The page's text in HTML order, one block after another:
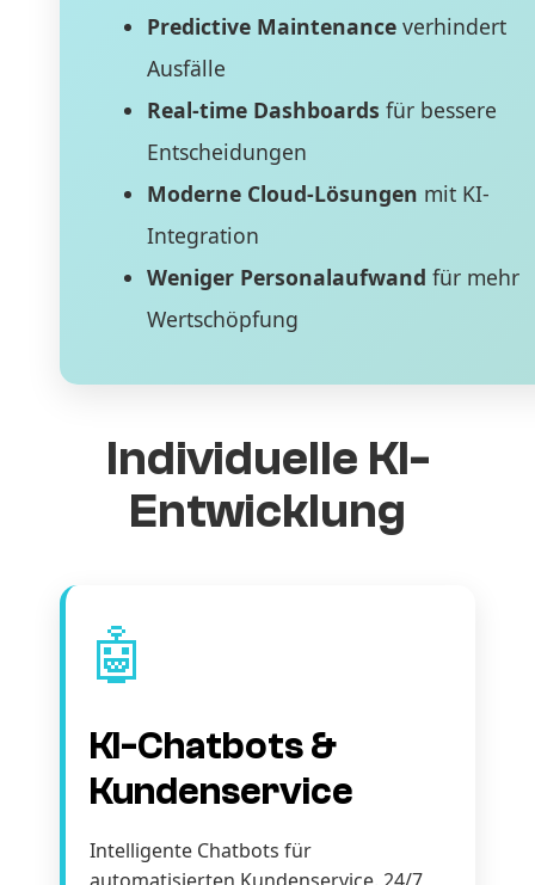
Predictive Maintenanceverhindert
Ausfälle
Real-time Dashboards für bessere
Entscheidungen
Moderne Cloud-Lösungen mit KI-
Integration
Weniger Personalaufwand für mehr
Wertschöpfung
Individuelle KI-
Entwicklung
🤖
KI-Chatbots &
Kundenservice
Intelligente Chatbots für